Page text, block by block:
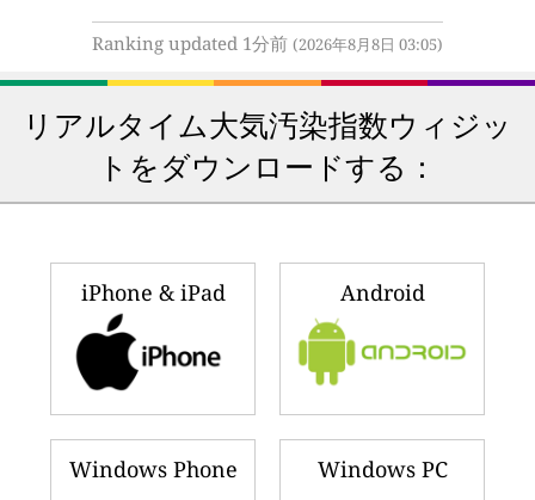
Ranking updated 1分前 (2026年8月8日 03:05)
リアルタイム大気汚染指数ウィジッ
トをダウンロードする：
iPhone & iPad Android
Windows Phone Windows PC